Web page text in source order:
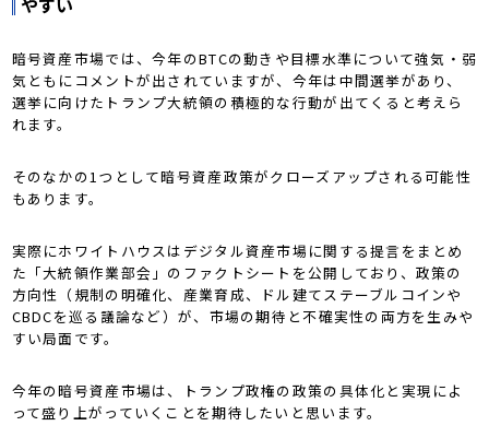
暗号資産市場では、今年のBTCの動きや目標水準について強気・弱
気ともにコメントが出されていますが、今年は中間選挙があり、
選挙に向けたトランプ大統領の積極的な行動が出てくると考えら
れます。
そのなかの1つとして暗号資産政策がクローズアップされる可能性
もあります。
実際にホワイトハウスはデジタル資産市場に関する提言をまとめ
た「大統領作業部会」のファクトシートを公開しており、政策の
方向性（規制の明確化、産業育成、ドル建てステーブルコインや
CBDCを巡る議論など）が、市場の期待と不確実性の両方を生みや
すい局面です。
今年の暗号資産市場は、トランプ政権の政策の具体化と実現によ
って盛り上がっていくことを期待したいと思います。